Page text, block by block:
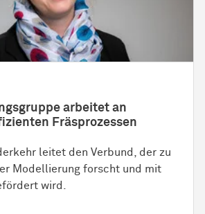
arbeitet an
Fräsprozessen
leitet den Verbund, der zu
Modellierung forscht und mit
wird.